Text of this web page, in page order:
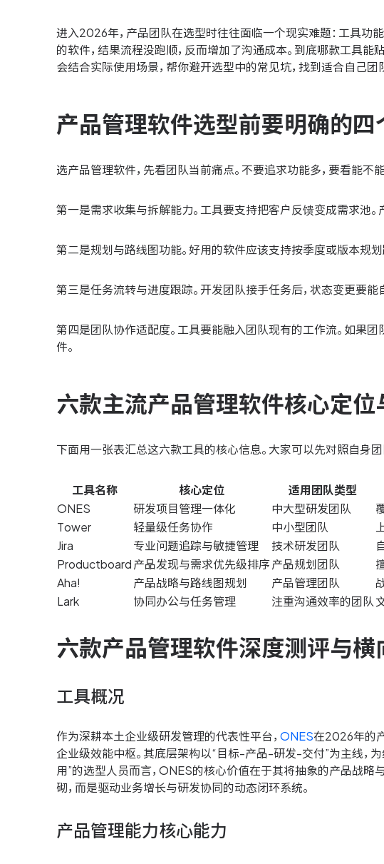
进入2026年，产品团队在选型时往往面临一个现实难题：工具功
的软件，结果流程没跑顺，反而增加了沟通成本。到底哪款工具
会结合实际使用场景，帮你避开选型中的常见坑，找到适合自己团
产品管理软件选型前要明确的四
选产品管理软件，先看团队当前痛点。不要追求功能多，要看能不
第一是需求收集与拆解能力。工具要支持把客户反馈变成需求池。
第二是规划与路线图功能。好用的软件应该支持按季度或版本规
第三是任务流转与进度跟踪。开发团队接手任务后，状态变更要能
第四是团队协作适配度。工具要能融入团队现有的工作流。如果
件。
六款主流产品管理软件核心定位
下面用一张表汇总这六款工具的核心信息。大家可以先对照自身团
工具名称 核心定位 适用团队类型
ONES
研发项目管理一体化 中大型研发团队
Tower
轻量级任务协作 中小型团队
Jira
专业问题追踪与敏捷管理 技术研发团队
Productboard 产品发现与需求优先级排序 产品规划团队
Aha!
产品战略与路线图规划 产品管理团队
Lark
协同办公与任务管理 注重沟通效率的团队
六款产品管理软件深度测评与横
工具概况
作为深耕本土企业级研发管理的代表性平台， ONES在2026年的
企业级效能中枢。其底层架构以“目标-产品-研发-交付”为主线，
用”的选型人员而言，ONES的核心价值在于其将抽象的产品战
砌，而是驱动业务增长与研发协同的动态闭环系统。
产品管理能力核心能力